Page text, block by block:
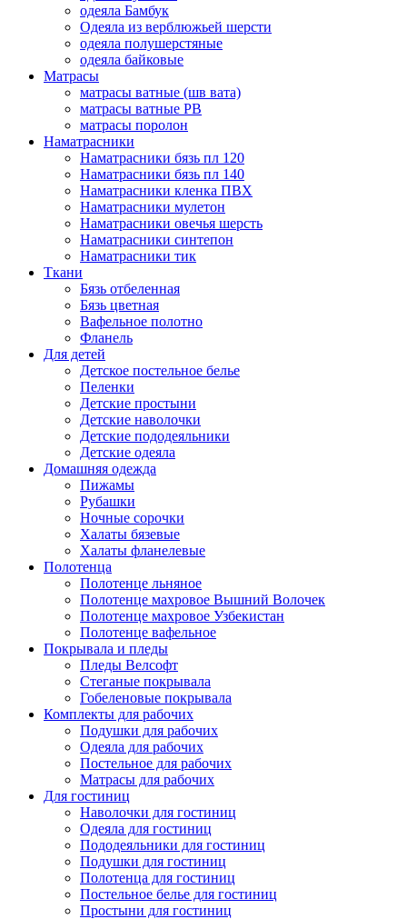
одеяла Бамбук
Одеяла из верблюжьей шерсти
одеяла полушерстяные
одеяла байковые
Матрасы
матрасы ватные (шв вата)
матрасы ватные РВ
матрасы поролон
Наматрасники
Наматрасники бязь пл 120
Наматрасники бязь пл 140
Наматрасники кленка ПВХ
Наматрасники мулетон
Наматрасники овечья шерсть
Наматрасники синтепон
Наматрасники тик
Ткани
Бязь отбеленная
Бязь цветная
Вафельное полотно
Фланель
Для детей
Детское постельное белье
Пеленки
Детские простыни
Детские наволочки
Детские пододеяльники
Детские одеяла
Домашняя одежда
Пижамы
Рубашки
Ночные сорочки
Халаты бязевые
Халаты фланелевые
Полотенца
Полотенце льняное
Полотенце махровое Вышний Волочек
Полотенце махровое Узбекистан
Полотенце вафельное
Покрывала и пледы
Пледы Велсофт
Стеганые покрывала
Гобеленовые покрывала
Комплекты для рабочих
Подушки для рабочих
Одеяла для рабочих
Постельное для рабочих
Матрасы для рабочих
Для гостиниц
Наволочки для гостиниц
Одеяла для гостиниц
Пододеяльники для гостиниц
Подушки для гостиниц
Полотенца для гостиниц
Постельное белье для гостиниц
Простыни для гостиниц